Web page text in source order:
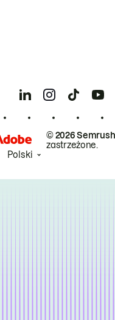
© 2026
zastrzeżone.
Polski